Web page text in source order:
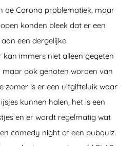
de Corona problematiek, maar
konden bleek dat er een
een dergelijke
kan immers niet alleen gegeten
ook genoten worden van
zomer is er een uitgifteluik waar
kunnen halen, het is een
en er wordt regelmatig wat
comedy night of een pubquiz.